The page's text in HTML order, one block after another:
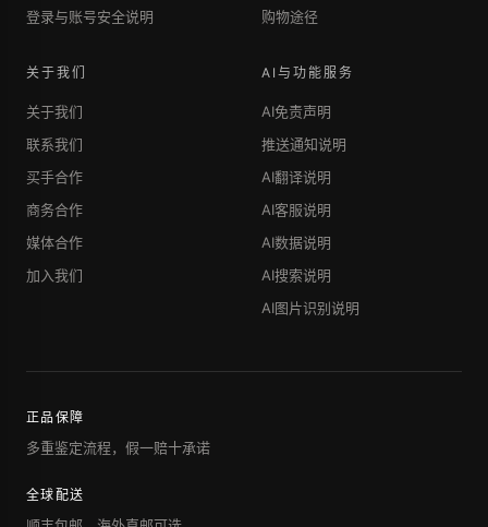
登录与账号安全说明
购物途径
关于我们
关于我们
联系我们
买手合作
商务合作
媒体合作
加入我们
AI与功能服务
AI免责声明
推送通知说明
AI翻译说明
AI客服说明
AI数据说明
AI搜索说明
AI图片识别说明
正品保障
多重鉴定流程，假一赔十承诺
全球配送